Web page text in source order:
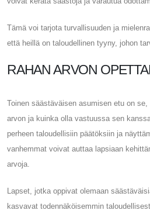
Tämä voi tarjota turvallisuuden ja
että heillä on taloudellinen tyyny, johon
RAHAN ARVON
Toinen säästäväisen asumisen etu on
arvon ja kuinka olla vastuussa sen
perheen taloudellisiin päätöksiin ja
vanhemmat voivat auttaa lapsiaan
arvoja.
Lapset, jotka oppivat olemaan
kasvavat todennäköisemmin